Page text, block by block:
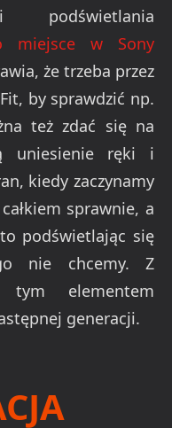
podświetlania
miejsce w Sony
że trzeba przez
by sprawdzić np.
też zdać się na
uniesienie ręki i
kiedy zaczynamy
sprawnie, a
podświetlając się
nie chcemy. Z
tym elementem
generacji.